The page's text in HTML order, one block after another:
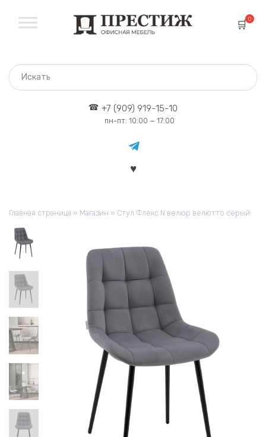
содержанию
0
+7 (909) 919-15-10
пн-пт: 10:00 — 17:00
Главная страница » Магазин » Стул Флекс N велюр велютто серый